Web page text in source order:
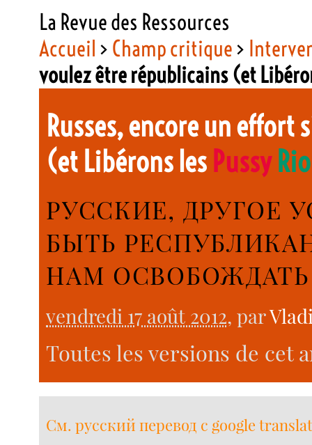
La Revue des Ressources
Accueil > Champ critique>
voulez être républicains (et
Russes, encore un
(et Libérons les Pussy
РУССКИЕ, ДРУГОЕ
БЫТЬ
НАМ
vendredi 17 août 2012, par
Toutes les versions de cet
См. русский перевод с google